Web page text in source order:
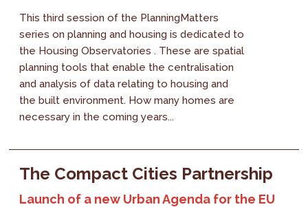
This third session of the PlanningMatters
series on planning and housing is dedicated to
the Housing Observatories . These are spatial
planning tools that enable the centralisation
and analysis of data relating to housing and
the built environment. How many homes are
necessary in the coming years...
The Compact Cities Partnership
Launch of a new Urban Agenda for the EU